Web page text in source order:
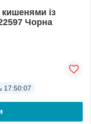
із
Чорна
17:50:06